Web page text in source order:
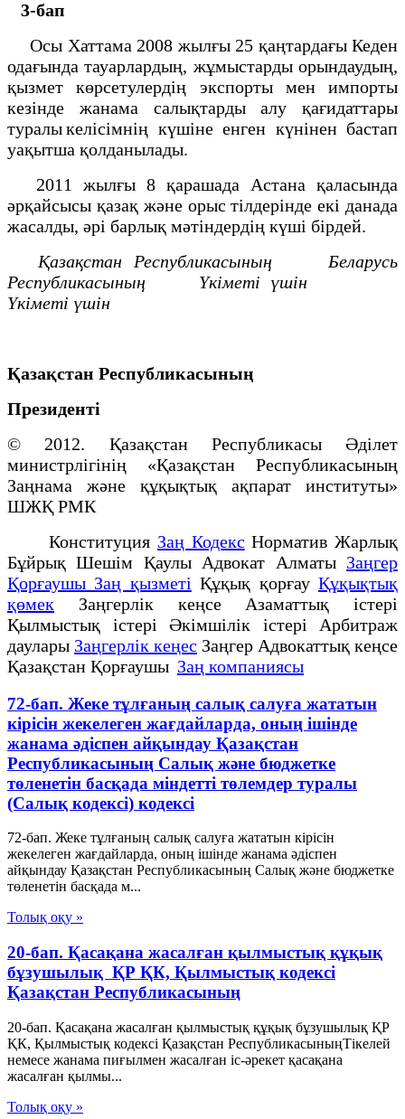
3-бап
Осы Хаттама 2008 жылғы 25 қаңтардағы Кеден
одағында тауарлардың, жұмыстарды орындаудың,
қызмет көрсетулердің экспорты мен импорты
кезінде жанама салықтарды алу қағидаттары
туралы келісімнің күшіне енген күнінен бастап
уақытша қолданылады.
2011 жылғы 8 қарашада Астана қаласында
әрқайсысы қазақ және орыс тілдерінде екі данада
жасалды, әрі барлық мәтіндердің күші бірдей.
Қазақстан Республикасының Беларусь
Республикасының
Үкіметі үшін
Үкіметі үшін
Қазақстан Республикасының
Президенті
© 2012. Қазақстан Республикасы Әділет
министрлігінің «Қазақстан Республикасының
Заңнама және құқықтық ақпарат институты»
ШЖҚ РМК
Конституция Заң Кодекс Норматив Жарлық
Бұйрық Шешім Қаулы Адвокат Алматы Заңгер
Қорғаушы Заң қызметі Құқық қорғауҚұқықтық
қөмек Заңгерлік кеңсе Азаматтық істері
Қылмыстық істері Әкімшілік істері Арбитраж
даулары Заңгерлік кеңес Заңгер Адвокаттық кеңсе
Қазақстан Қорғаушы Заң компаниясы
72-бап. Жеке тұлғаның салық салуға жататын
кірісін жекелеген жағдайларда, оның ішінде
жанама әдіспен айқындау Қазақстан
Республикасының Салық және бюджетке
төленетін басқада міндетті төлемдер туралы
(Салық кодексі) кодексі
72-бап. Жеке тұлғаның салық салуға жататын кірісін
жекелеген жағдайларда, оның ішінде жанама әдіспен
айқындау Қазақстан Республикасының Салық және бюджетке
төленетін басқада м...
Толық оқу »
20-бап. Қасақана жасалған қылмыстық құқық
бұзушылық ҚР ҚК, Қылмыстық кодексi
Қазақстан Республикасының
20-бап. Қасақана жасалған қылмыстық құқық бұзушылық ҚР
ҚК, Қылмыстық кодексi Қазақстан РеспубликасыныңТiкелей
немесе жанама пиғылмен жасалған іс-әрекет қасақана
жасалған қылмы...
Толық оқу »